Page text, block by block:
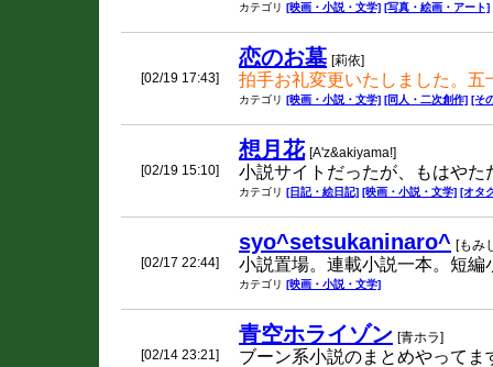
カテゴリ [映画・小説・文学] [写真・絵画・アート]
[02/19 17:43]
恋のお墓 [莉依]
拍手お礼変更いたしました。五
カテゴリ [映画・小説・文学] [同人・二次創作] [そ
[02/19 15:10]
想月花 [A'z&akiyama!]
小説サイトだったが、もはやた
カテゴリ [日記・絵日記] [映画・小説・文学] [オタ
[02/17 22:44]
syo^setsukaninaro^ [もみ
小説置場。連載小説一本。短編
カテゴリ [映画・小説・文学]
[02/14 23:21]
青空ホライゾン [青ホラ]
ブーン系小説のまとめやってま